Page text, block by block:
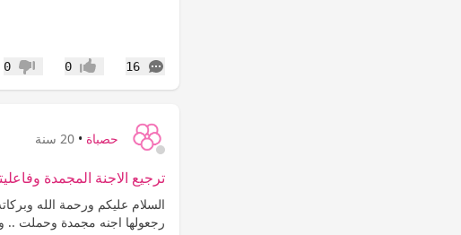
16
التعليقات إعجاب0 عدم 0
حصباة • 20 سنة
ترجيع الاجنة المجمدة
السلام عليكم ورحمة الله
رجعولها اجنه مجمدة وحملت ..